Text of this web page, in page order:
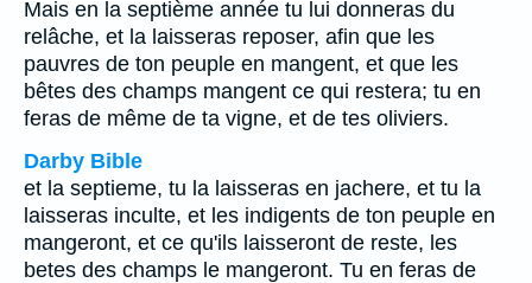
Mais en la septième année tu lui donneras du
relâche, et la laisseras reposer, afin que les
pauvres de ton peuple en mangent, et que les
bêtes des champs mangent ce qui restera; tu en
feras de même de ta vigne, et de tes oliviers.
Darby Bible
et la septieme, tu la laisseras en jachere, et tu la
laisseras inculte, et les indigents de ton peuple en
mangeront, et ce qu'ils laisseront de reste, les
betes des champs le mangeront. Tu en feras de